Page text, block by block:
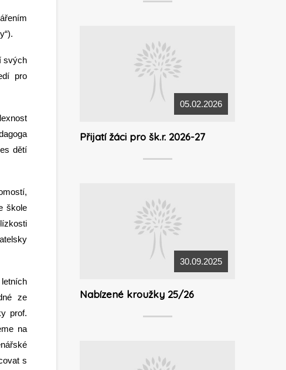
svých
pro
dětí
škole
ze
prof.
na
s
05.02.2026
Přijatí žáci pro šk.r. 2026-27
30.09.2025
Nabízené kroužky 25/26